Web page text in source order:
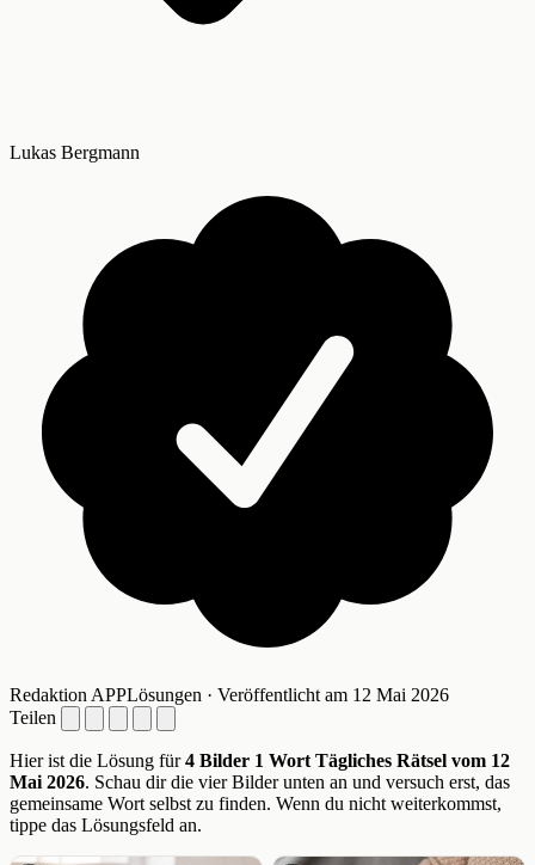
Lukas Bergmann
Redaktion APPLösungen · Veröffentlicht am 12 Mai 2026
Teilen
Hier ist die Lösung für4 Bilder 1 Wort Tägliches Rätsel vom 12
Mai 2026. Schau dir die vier Bilder unten an und versuch erst, das
gemeinsame Wort selbst zu finden. Wenn du nicht weiterkommst,
tippe das Lösungsfeld an.